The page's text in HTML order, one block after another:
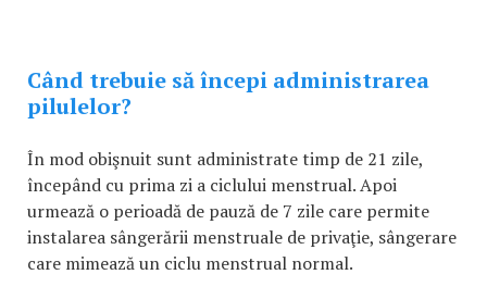
Când trebuie să începi administrarea
pilulelor?
În mod obişnuit sunt administrate timp de 21 zile,
începând cu prima zi a ciclului menstrual. Apoi
urmează o perioadă de pauză de 7 zile care permite
instalarea sângerării menstruale de privaţie, sângerare
care mimează un ciclu menstrual normal.